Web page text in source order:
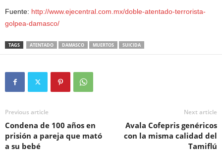
Fuente: http://www.ejecentral.com.mx/doble-atentado-terrorista-
golpea-damasco/
TAGS ATENTADO DAMASCO MUERTOS SUICIDA
Previous article
Condena de 100 años en
prisión a pareja que mató
a su bebé
Next article
Avala Cofepris genéricos
con la misma calidad del
Tamiflú